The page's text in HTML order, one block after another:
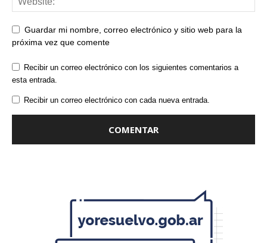
Guardar mi nombre, correo electrónico y sitio web para la
próxima vez que comente
Recibir un correo electrónico con los siguientes comentarios a
esta entrada.
Recibir un correo electrónico con cada nueva entrada.